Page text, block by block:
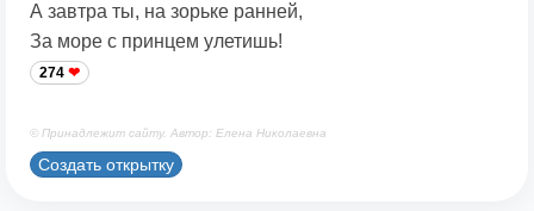
А завтра ты, на зорьке ранней,
За море с принцем улетишь!
274
© Принадлежит сайту. Автор: Елена Николаевна
Создать открытку